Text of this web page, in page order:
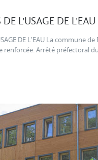
L'USAGE DE L'EAU
DE L'EAU La commune
renforcée. Arrêté préfectoral